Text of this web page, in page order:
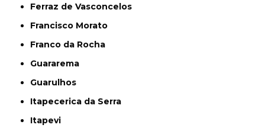
Ferraz de Vasconcelos
Francisco Morato
Franco da Rocha
Guararema
Guarulhos
Itapecerica da Serra
Itapevi